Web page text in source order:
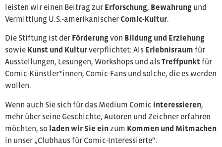
leisten wir einen Beitrag zur Erforschung, Bewahrung und
Vermittlung U.S.-amerikanischerComic-Kultur.
Die Stiftung ist der Förderung von Bildung und Erziehung
sowie Kunst und Kulturverpflichtet: Als Erlebnisraum für
Ausstellungen, Lesungen, Workshops und alsTreffpunkt für
Comic-Künstler*innen, Comic-Fans und solche, die es werden
wollen.
Wenn auch Sie sich für das Medium Comic interessieren,
mehr über seine Geschichte, Autoren und Zeichner erfahren
möchten, so laden wir Sie einzum Kommen und Mitmachen
in unser „Clubhaus für Comic-Interessierte“.